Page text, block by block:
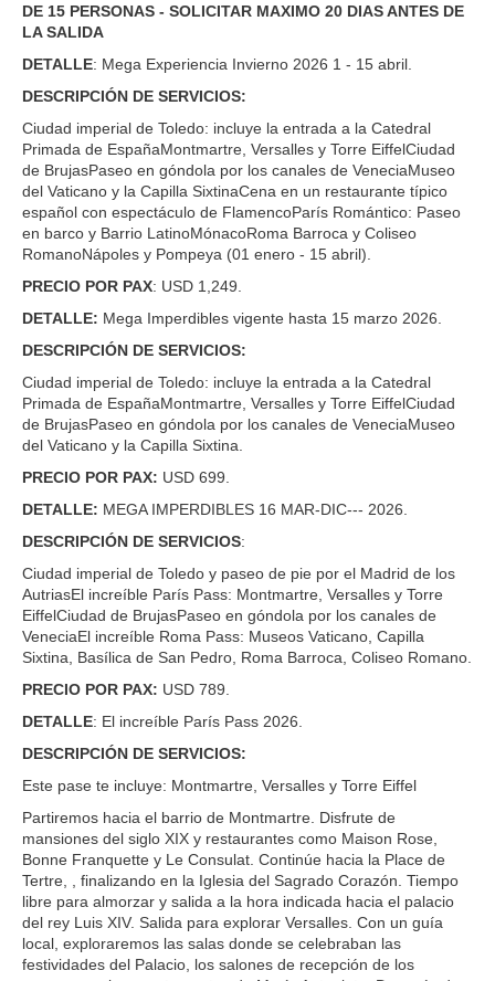
DE 15 PERSONAS - SOLICITAR MAXIMO 20 DIAS ANTES DE
LA SALIDA
DETALLE: Mega Experiencia Invierno 2026 1 - 15 abril.
DESCRIPCIÓN DE SERVICIOS:
Ciudad imperial de Toledo: incluye la entrada a la Catedral
Primada de EspañaMontmartre, Versalles y Torre EiffelCiudad
de BrujasPaseo en góndola por los canales de VeneciaMuseo
del Vaticano y la Capilla SixtinaCena en un restaurante típico
español con espectáculo de FlamencoParís Romántico: Paseo
en barco y Barrio LatinoMónacoRoma Barroca y Coliseo
RomanoNápoles y Pompeya (01 enero - 15 abril).
PRECIO POR PAX: USD 1,249.
DETALLE: Mega Imperdibles vigente hasta 15 marzo 2026.
DESCRIPCIÓN DE SERVICIOS:
Ciudad imperial de Toledo: incluye la entrada a la Catedral
Primada de EspañaMontmartre, Versalles y Torre EiffelCiudad
de BrujasPaseo en góndola por los canales de VeneciaMuseo
del Vaticano y la Capilla Sixtina.
PRECIO POR PAX: USD 699.
DETALLE: MEGA IMPERDIBLES 16 MAR-DIC--- 2026.
DESCRIPCIÓN DE SERVICIOS:
Ciudad imperial de Toledo y paseo de pie por el Madrid de los
AutriasEl increíble París Pass: Montmartre, Versalles y Torre
EiffelCiudad de BrujasPaseo en góndola por los canales de
VeneciaEl increíble Roma Pass: Museos Vaticano, Capilla
Sixtina, Basílica de San Pedro, Roma Barroca, Coliseo Romano.
PRECIO POR PAX: USD 789.
DETALLE: El increíble París Pass 2026.
DESCRIPCIÓN DE SERVICIOS:
Este pase te incluye: Montmartre, Versalles y Torre Eiffel
Partiremos hacia el barrio de Montmartre. Disfrute de
mansiones del siglo XIX y restaurantes como Maison Rose,
Bonne Franquette y Le Consulat. Continúe hacia la Place de
Tertre, , finalizando en la Iglesia del Sagrado Corazón. Tiempo
libre para almorzar y salida a la hora indicada hacia el palacio
del rey Luis XIV. Salida para explorar Versalles. Con un guía
local, exploraremos las salas donde se celebraban las
festividades del Palacio, los salones de recepción de los